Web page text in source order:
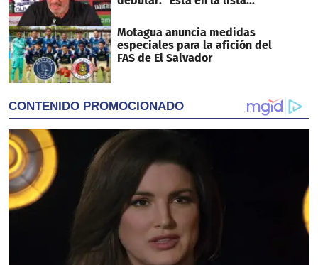
Motagua anuncia medidas
especiales para la afición del
FAS de El Salvador